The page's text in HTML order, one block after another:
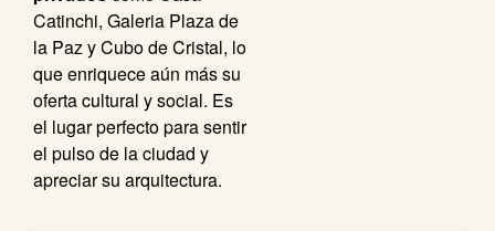
Catinchi, Galeria Plaza de
la Paz y Cubo de Cristal, lo
que enriquece aún más su
oferta cultural y social. Es
el lugar perfecto para sentir
el pulso de la ciudad y
apreciar su arquitectura.